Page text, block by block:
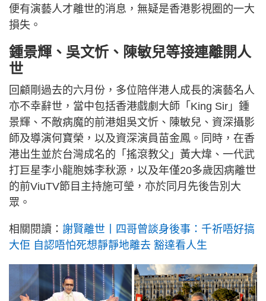
便有演藝人才離世的消息，無疑是香港影視圈的一大
損失。
鍾景輝、吳文忻、陳敏兒等接連離開人
世
回顧剛過去的六月份，多位陪伴港人成長的演藝名人
亦不幸辭世，當中包括香港戲劇大師「King Sir」鍾
景輝、不敵病魔的前港姐吳文忻、陳敏兒、資深攝影
師及導演何寶榮，以及資深演員苗金鳳。同時，在香
港出生並於台灣成名的「搖滾教父」黃大煒、一代武
打巨星李小龍胞姊李秋源，以及年僅20多歲因病離世
的前ViuTV節目主持施可瑩，亦於同月先後告別大
眾。
相關閱讀： 謝賢離世丨四哥曾談身後事：千祈唔好搞
大佢 自認唔怕死想靜靜地離去 豁達看人生